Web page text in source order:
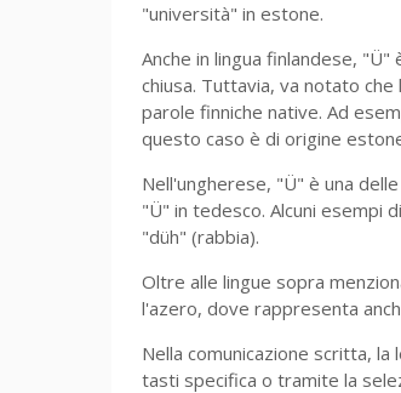
"università" in estone.
Anche in lingua finlandese,
chiusa. Tuttavia, va notato
parole finniche native. Ad
questo caso è di origine
Nell'ungherese, "Ü" è una
"Ü" in tedesco. Alcuni esempi
"düh" (rabbia).
Oltre alle lingue sopra
l'azero, dove rappresenta
Nella comunicazione scritta,
tasti specifica o tramite la